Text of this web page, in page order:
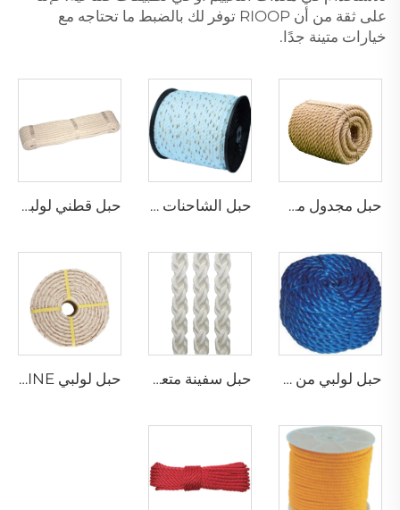
على ثقة من أن RIOOP توفر لك بالضبط ما تحتاجه مع
خيارات متينة جدًا.
حبل مجدول من الجوت حبل الشاحنات كاليفورنيا حبل قطني لولبي
حبل لولبي من فيلم البولي بروبيلين المنشور حبل سفينة متعدد الخيوط من البولي بروبيلين بـ 8 خيوط حبل لولبي PP DANLINE